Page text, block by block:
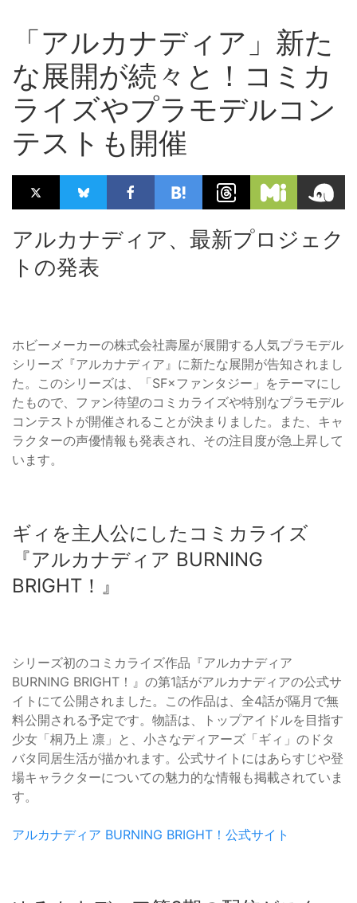
「アルカナディア」新た
な展開が続々と！コミカ
ライズやプラモデルコン
テストも開催
アルカナディア、最新プロジェク
トの発表
ホビーメーカーの株式会社壽屋が展開する人気プラモデル
シリーズ『アルカナディア』に新たな展開が告知されまし
た。このシリーズは、「SF×ファンタジー」をテーマにし
たもので、ファン待望のコミカライズや特別なプラモデル
コンテストが開催されることが決まりました。また、キャ
ラクターの声優情報も発表され、その注目度が急上昇して
います。
ギィを主人公にしたコミカライズ
『アルカナディア BURNING
BRIGHT！』
シリーズ初のコミカライズ作品『アルカナディア
BURNING BRIGHT！』の第1話がアルカナディアの公式サ
イトにて公開されました。この作品は、全4話が隔月で無
料公開される予定です。物語は、トップアイドルを目指す
少女「桐乃上 凛」と、小さなディアーズ「ギィ」のドタ
バタ同居生活が描かれます。公式サイトにはあらすじや登
場キャラクターについての魅力的な情報も掲載されていま
す。
アルカナディア BURNING BRIGHT！公式サイト